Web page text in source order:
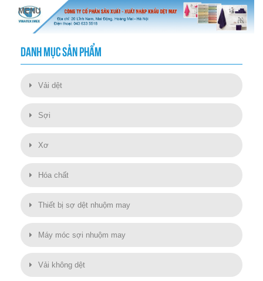
DANH MỤC SẢN PHẨM
Vải dệt
Sợi
Xơ
Hóa chất
Thiết bị sợ dệt nhuộm may
Máy móc sợi nhuộm may
Vải không dệt